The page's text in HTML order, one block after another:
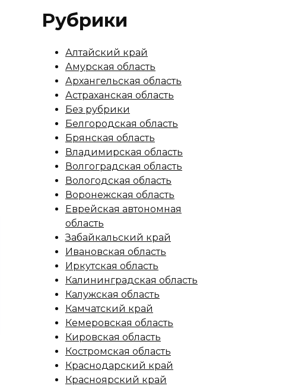
Рубрики
Алтайский край
Амурская область
Архангельская область
Астраханская область
Без рубрики
Белгородская область
Брянская область
Владимирская область
Волгоградская область
Вологодская область
Воронежская область
Еврейская автономная
область
Забайкальский край
Ивановская область
Иркутская область
Калининградская область
Калужская область
Камчатский край
Кемеровская область
Кировская область
Костромская область
Краснодарский край
Красноярский край